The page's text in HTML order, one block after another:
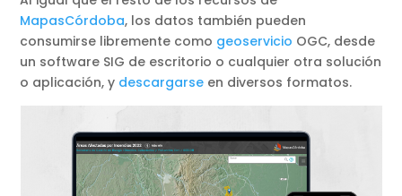
MapasCórdoba, los datos también pueden
consumirse libremente como geoservicio OGC, desde
un software SIG de escritorio o cualquier otra solución
o aplicación, y descargarse en diversos formatos.